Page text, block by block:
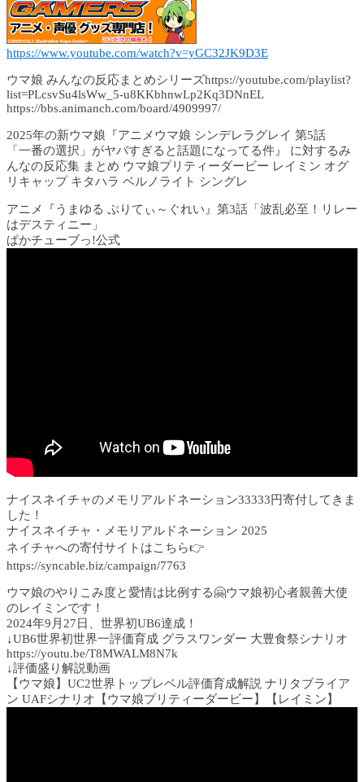
https://www.youtube.com/watch?v=yGC32JK9D3E
ウマ娘 みんなの反応まとめシリーズhttps://youtube.com/playlist?
list=PLcsvSu4lsWw_5-u8KKbhnwLp2Kq3DNnEL
https://bbs.animanch.com/board/4909997/
2025年の新ウマ娘『アニメウマ娘 シンデレラグレイ 第5話
「一番の選択」がヤバすぎると話題になってる件』 に対するみ
んなの反応集 まとめ ウマ娘プリティーダービー レイミン オグ
リキャップ キタハラ ベルノライト シングレ
アニメ『うまゆる ぷりてぃ～ぐれい』第3話「波乱必至！リレー
はデスティニー」
ぱかチューブっ!公式
ナイスネイチャのメモリアルドネーション33333円寄付してきま
した！
ナイスネイチャ・メモリアルドネーション 2025
ネイチャへの寄付サイトはこちら👉
https://syncable.biz/campaign/7763
ウマ娘のやりこみ度と愛情は比例する🤗ウマ娘初心者親善大使
のレイミンです！
2024年9月27日、世界初UB6達成！
↓UB6世界初世界一評価育成 グラスワンダー 大豊食祭シナリオ
https://youtu.be/T8MWALM8N7k
↓評価盛り解説動画
【ウマ娘】UC2世界トップレベル評価育成解説 ナリタブライア
ン UAFシナリオ【ウマ娘プリティーダービー】【レイミン】